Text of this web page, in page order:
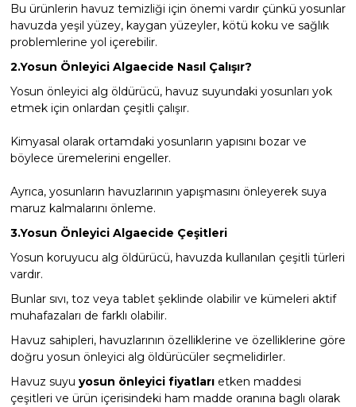
Bu ürünlerin havuz temizliği için önemi vardır çünkü yosunlar
havuzda yeşil yüzey, kaygan yüzeyler, kötü koku ve sağlık
problemlerine yol içerebilir.
2.Yosun Önleyici Algaecide Nasıl Çalışır?
Yosun önleyici alg öldürücü, havuz suyundaki yosunları yok
etmek için onlardan çeşitli çalışır.
Kimyasal olarak ortamdaki yosunların yapısını bozar ve
böylece üremelerini engeller.
Ayrıca, yosunların havuzlarının yapışmasını önleyerek suya
maruz kalmalarını önleme.
3.Yosun Önleyici Algaecide Çeşitleri
Yosun koruyucu alg öldürücü, havuzda kullanılan çeşitli türleri
vardır.
Bunlar sıvı, toz veya tablet şeklinde olabilir ve kümeleri aktif
muhafazaları de farklı olabilir.
Havuz sahipleri, havuzlarının özelliklerine ve özelliklerine göre
doğru yosun önleyici alg öldürücüler seçmelidirler.
Havuz suyu yosun önleyici fiyatları etken maddesi
çeşitleri ve ürün içerisindeki ham madde oranına baglı olarak